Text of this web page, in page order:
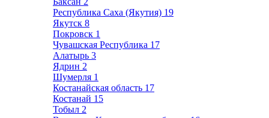
Республика Саха (Якутия) 19
Якутск 8
Покровск 1
Чувашская Республика 17
Алатырь 3
Ядрин 2
Шумерля 1
Костанайская область 17
Костанай 15
Тобыл 2